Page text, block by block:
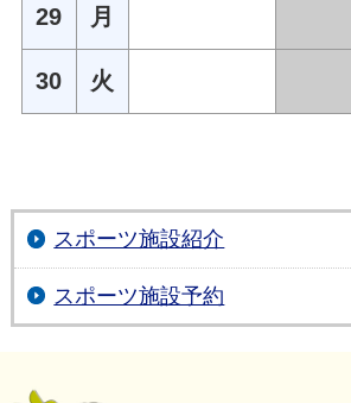
29 月
30 火
スポーツ施設紹介
スポーツ施設予約